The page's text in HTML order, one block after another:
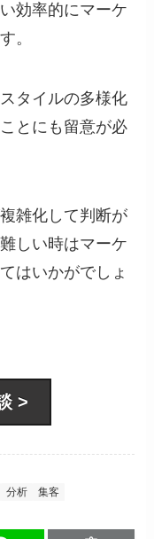
効率的にマーケ
。
タイルの多様化
とにも留意が必
雑化して判断が
しい時はマーケ
はいかがでしょ
>
分析 集客